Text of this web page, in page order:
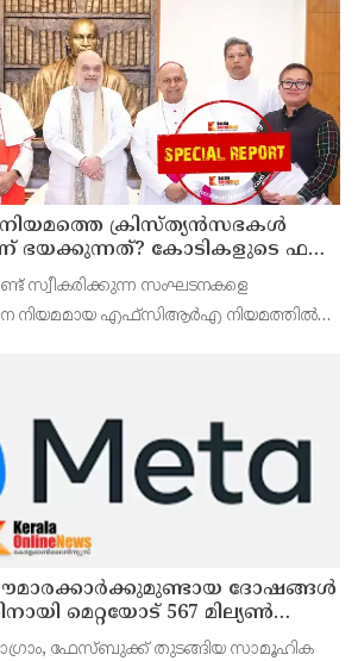
ക്രിസ്ത്യന്‍സഭകള്‍
കോടികളുടെ ഫണ്ട്
തീവ്രവാദ സംഘങ്ങള്‍
സ്വീകരിക്കുന്ന സംഘടനകളെ
നിയമമായ എഫ്‌സിആര്‍എ നിയമത്തില്‍
ദോഷങ്ങൾ
മെറ്റയോട് 567 മില്യൺ
നൽകാൻ കോടതി
ഫേസ്ബുക്ക് തുടങ്ങിയ സാമൂഹിക